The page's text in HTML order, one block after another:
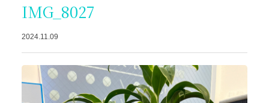
IMG_8027
2024.11.09